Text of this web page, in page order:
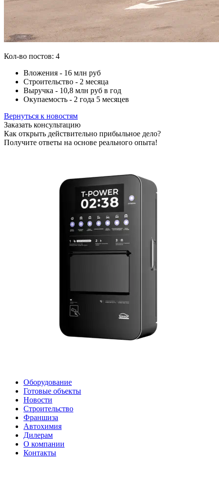
Кол-во постов: 4
Вложения - 16 млн руб
Строительство - 2 месяца
Выручка - 10,8 млн руб в год
Окупаемость - 2 года 5 месяцев
Вернуться к новостям
Заказать консультацию
Как открыть действительно прибыльное дело?
Получите ответы на основе реального опыта!
Оборудование
Готовые объекты
Новости
Строительство
Франшиза
Автохимия
Дилерам
О компании
Контакты